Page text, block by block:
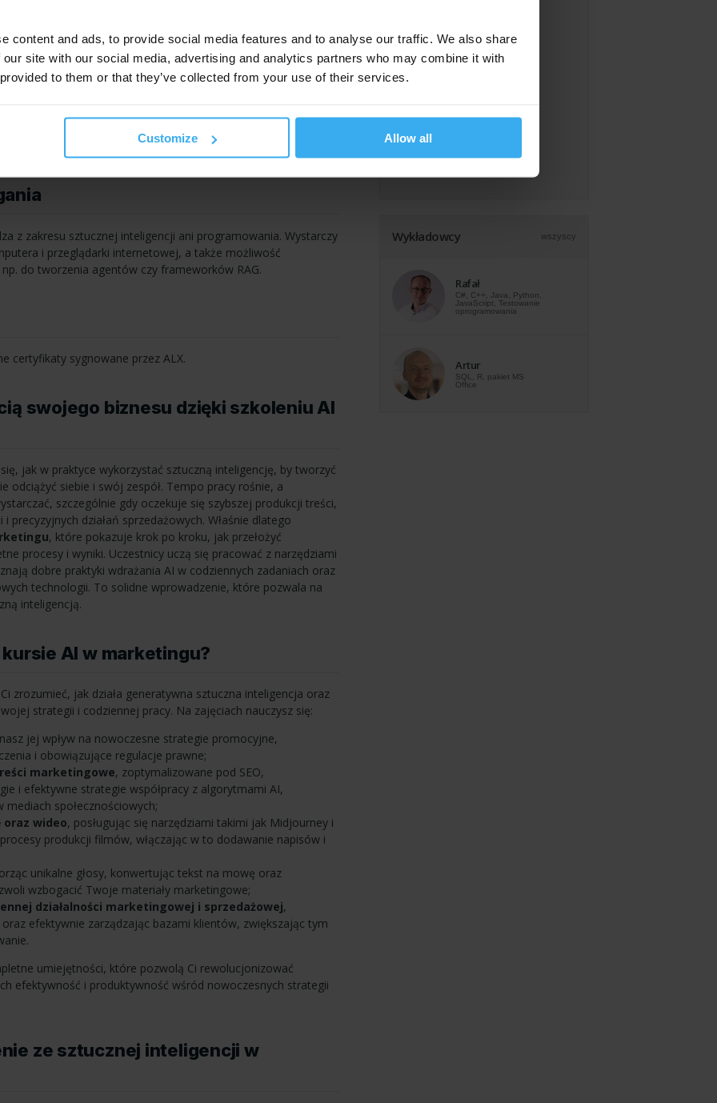
content and ads, to provide social media features and to analyse our traffic. We also share
site with our social media, advertising and analytics partners who may combine it with
to them or that they’ve collected from your use of their services.
Customize Allow all
ofert sprzedażowych przy użyciu AI
z zakresu sztucznej inteligencji ani programowania. Wystarczy
i przeglądarki internetowej, a także możliwość
do tworzenia agentów czy frameworków RAG.
certyfikaty sygnowane przez ALX.
swojego biznesu dzięki szkoleniu AI
jak w praktyce wykorzystać sztuczną inteligencję, by tworzyć
odciążyć siebie i swój zespół. Tempo pracy rośnie, a
szczególnie gdy oczekuje się szybszej produkcji treści,
precyzyjnych działań sprzedażowych. Właśnie dlatego
, które pokazuje krok po kroku, jak przełożyć
procesy i wyniki. Uczestnicy uczą się pracować z narzędziami
dobre praktyki wdrażania AI w codziennych zadaniach oraz
technologii. To solidne wprowadzenie, które pozwala na
inteligencją.
AI w marketingu?
zrozumieć, jak działa generatywna sztuczna inteligencja oraz
strategii i codziennej pracy. Na zajęciach nauczysz się:
jej wpływ na nowoczesne strategie promocyjne,
i obowiązujące regulacje prawne;
marketingowe, zoptymalizowane pod SEO,
i efektywne strategie współpracy z algorytmami AI,
społecznościowych;
wideo, posługując się narzędziami takimi jak Midjourney i
produkcji filmów, włączając w to dodawanie napisów i
unikalne głosy, konwertując tekst na mowę oraz
wzbogacić Twoje materiały marketingowe;
działalności marketingowej i sprzedażowej,
efektywnie zarządzając bazami klientów, zwiększając tym
umiejętności, które pozwolą Ci rewolucjonizować
efektywność i produktywność wśród nowoczesnych strategii
ze sztucznej inteligencji w
Wykładowcy wszyscy
Rafał
C#, C++, Java, Python,
JavaScript, Testowanie
oprogramowania
Artur
SQL, R, pakiet MS
Office